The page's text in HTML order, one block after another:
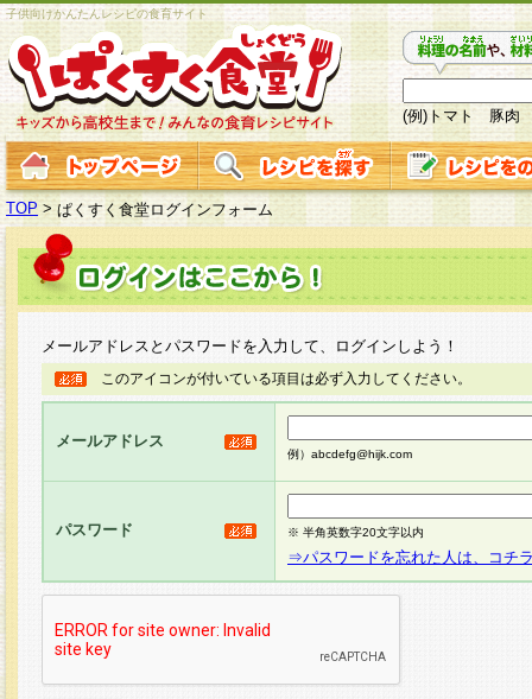
子供向けかんたんレシピの食育サイト
(例)トマト 豚肉
TOP > ぱくすく食堂ログインフォーム
メールアドレスとパスワードを入力して、ログインしよう！
このアイコンが付いている項目は必ず入力してください。
メールアドレス
例）abcdefg@hijk.com
パスワード ※ 半角英数字20文字以内
⇒パスワードを忘れた人は、コチ